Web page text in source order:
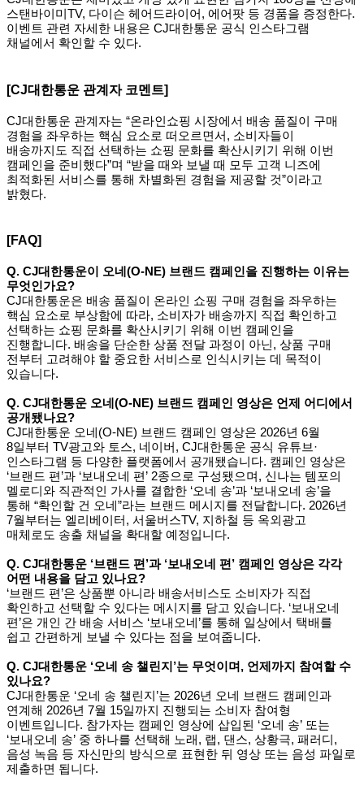
스탠바이미TV, 다이슨 헤어드라이어, 에어팟 등 경품을 증정한다.
이벤트 관련 자세한 내용은 CJ대한통운 공식 인스타그램
채널에서 확인할 수 있다.
[CJ대한통운 관계자 코멘트]
CJ대한통운 관계자는 “온라인쇼핑 시장에서 배송 품질이 구매
경험을 좌우하는 핵심 요소로 떠오르면서, 소비자들이
배송까지도 직접 선택하는 쇼핑 문화를 확산시키기 위해 이번
캠페인을 준비했다”며 “받을 때와 보낼 때 모두 고객 니즈에
최적화된 서비스를 통해 차별화된 경험을 제공할 것”이라고
밝혔다.
[FAQ]
Q. CJ대한통운이 오네(O-NE) 브랜드 캠페인을 진행하는 이유는
무엇인가요?
CJ대한통운은 배송 품질이 온라인 쇼핑 구매 경험을 좌우하는
핵심 요소로 부상함에 따라, 소비자가 배송까지 직접 확인하고
선택하는 쇼핑 문화를 확산시키기 위해 이번 캠페인을
진행합니다. 배송을 단순한 상품 전달 과정이 아닌, 상품 구매
전부터 고려해야 할 중요한 서비스로 인식시키는 데 목적이
있습니다.
Q. CJ대한통운 오네(O-NE) 브랜드 캠페인 영상은 언제 어디에서
공개됐나요?
CJ대한통운 오네(O-NE) 브랜드 캠페인 영상은 2026년 6월
8일부터 TV광고와 토스, 네이버, CJ대한통운 공식 유튜브·
인스타그램 등 다양한 플랫폼에서 공개됐습니다. 캠페인 영상은
‘브랜드 편’과 ‘보내오네 편’ 2종으로 구성됐으며, 신나는 템포의
멜로디와 직관적인 가사를 결합한 ‘오네 송’과 ‘보내오네 송’을
통해 “확인할 건 오네”라는 브랜드 메시지를 전달합니다. 2026년
7월부터는 엘리베이터, 서울버스TV, 지하철 등 옥외광고
매체로도 송출 채널을 확대할 예정입니다.
Q. CJ대한통운 ‘브랜드 편’과 ‘보내오네 편’ 캠페인 영상은 각각
어떤 내용을 담고 있나요?
‘브랜드 편’은 상품뿐 아니라 배송서비스도 소비자가 직접
확인하고 선택할 수 있다는 메시지를 담고 있습니다. ‘보내오네
편’은 개인 간 배송 서비스 ‘보내오네’를 통해 일상에서 택배를
쉽고 간편하게 보낼 수 있다는 점을 보여줍니다.
Q. CJ대한통운 ‘오네 송 챌린지’는 무엇이며, 언제까지 참여할 수
있나요?
CJ대한통운 ‘오네 송 챌린지’는 2026년 오네 브랜드 캠페인과
연계해 2026년 7월 15일까지 진행되는 소비자 참여형
이벤트입니다. 참가자는 캠페인 영상에 삽입된 ‘오네 송’ 또는
‘보내오네 송’ 중 하나를 선택해 노래, 랩, 댄스, 상황극, 패러디,
음성 녹음 등 자신만의 방식으로 표현한 뒤 영상 또는 음성 파일로
제출하면 됩니다.